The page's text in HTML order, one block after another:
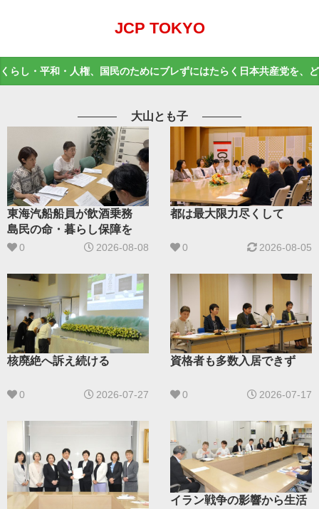
JCP TOKYO
くらし・平和・人権、国民のためにブレずにはたらく日本共産党を、
大山とも子
東海汽船船員が飲酒乗務
島民の命・暮らし保障を
0 2026-08-08
都は最大限力尽くして
0 2026-08-05
核廃絶へ訴え続ける
0 2026-07-27
資格者も多数入居できず
0 2026-07-17
イラン戦争の影響から生活